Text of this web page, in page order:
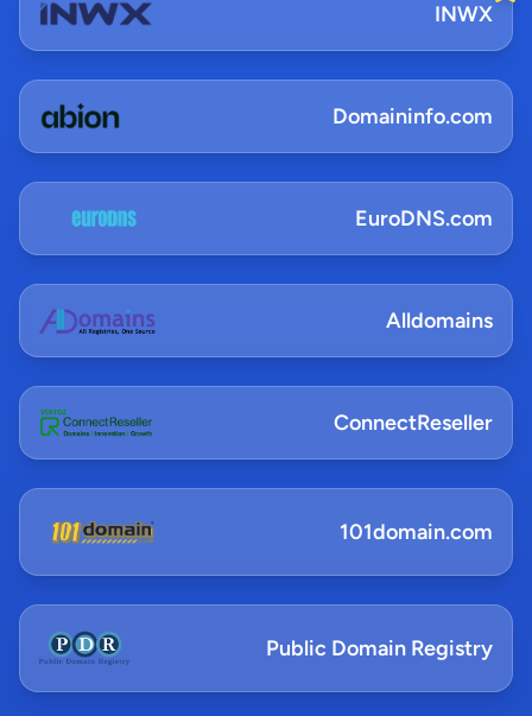
INWX
Domaininfo.com
EuroDNS.com
Alldomains
ConnectReseller
101domain.com
Public Domain Registry